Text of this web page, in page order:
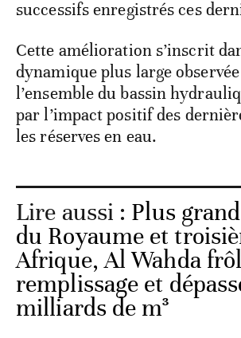
successifs enregistrés ces
Cette amélioration s’inscrit
dynamique plus large observée
l’ensemble du bassin
par l’impact positif des
les réserves en eau.
Lire aussi : Plus
du Royaume et
Afrique, Al Wahda
remplissage et
milliards de m³